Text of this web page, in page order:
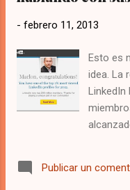
y que
- febrero 11, 2013
Esto es
idea. La
LinkedIn
Publicar un